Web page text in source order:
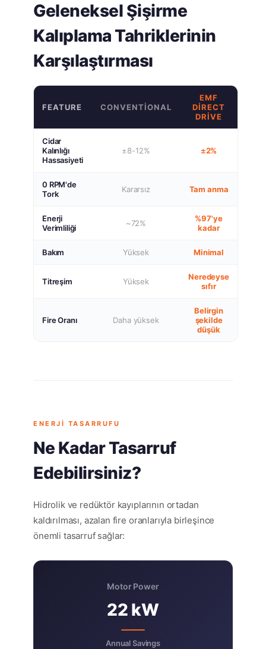
Geleneksel Şişirme
Kalıplama Tahriklerinin
Karşılaştırması
FEATURE CONVENTIONAL
EMF
DIRECT
DRIVE
Cidar
Kalınlığı
Hassasiyeti
±8-12% ±2%
0 RPM'de
Tork
Kararsız Tam anma
Enerji
Verimliliği
~72%
%97'ye
kadar
Bakım Yüksek Minimal
Titreşim Yüksek
Neredeyse
sıfır
Fire Oranı Daha yüksek
Belirgin
şekilde
düşük
ENERJI TASARRUFU
Ne Kadar Tasarruf
Edebilirsiniz?
Hidrolik ve redüktör kayıplarının ortadan
kaldırılması, azalan fire oranlarıyla birleşince
önemli tasarruf sağlar:
Motor Power
22 kW
Annual Savings